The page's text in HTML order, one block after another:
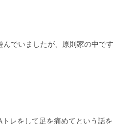
でいましたが、原則家の中です
レをして足を痛めてという話を